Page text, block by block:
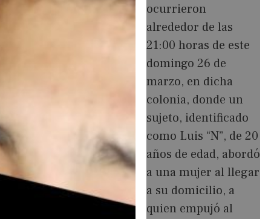
ocurrieron
alrededor de las
21:00 horas de este
domingo 26 de
marzo, en dicha
colonia, donde un
sujeto, identificado
como Luis “N”, de 20
años de edad, abordó
a una mujer al llegar
a su domicilio, a
quien empujó al